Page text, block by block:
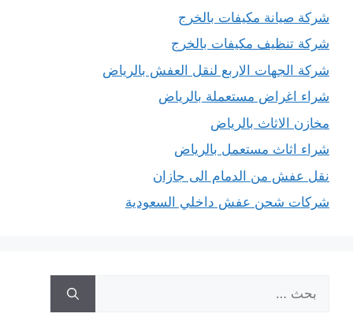
شركة صيانة مكيفات بالخرج
شركة تنظيف مكيفات بالخرج
شركة الجهات الاربع لنقل العفش بالرياض
شراء اغراض مستعملة بالرياض
مخازن الاثاث بالرياض
شراء اثاث مستعمل بالرياض
نقل عفش من الدمام الى جازان
شركات شحن عفش داخلي السعودية
عن: